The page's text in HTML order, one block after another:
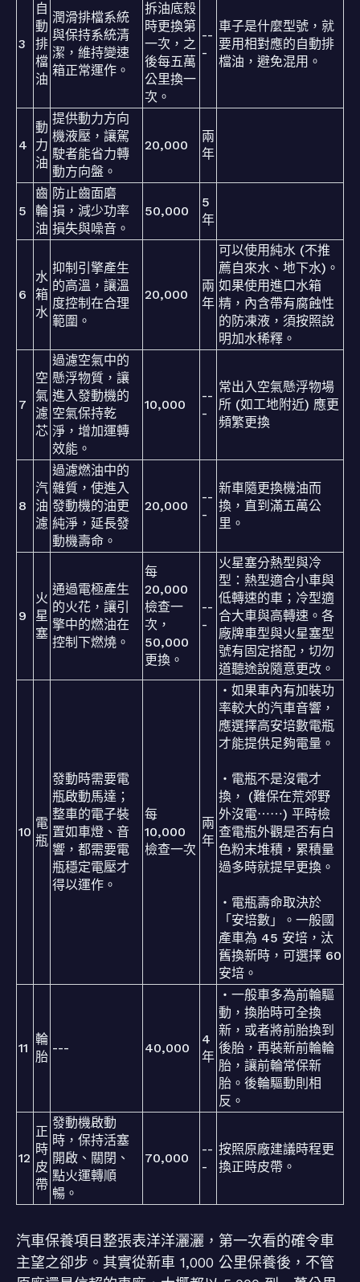
3
自
動
排
檔
油
潤滑排檔系統
與保持系統清
潔，維持變速
箱正常運作。
拆油底殼
時更換第
一次，之
後每五萬
公里換一
次。
--
-
車子是什麼型號，就
要用相對應的自動排
檔油，避免混用。
4
動
力
油
提供動力方向
機液壓，讓駕
駛者能省力轉
動方向盤。
20,000
兩
年
5
齒
輪
油
防止齒面磨
損，減少功率
損失與噪音。
50,000
5
年
6
水
箱
水
抑制引擎產生
的高溫，讓溫
度控制在合理
範圍。
20,000
兩
年
可以使用純水 (不推
薦自來水、地下水)。
如果使用進口水箱
精，內含帶有腐蝕性
的防凍液，須按照說
明加水稀釋。
7
空
氣
濾
芯
過濾空氣中的
懸浮物質，讓
進入發動機的
空氣保持乾
淨，增加運轉
效能。
10,000
--
-
常出入空氣懸浮物場
所 (如工地附近) 應更
頻繁更換
8
汽
油
濾
過濾燃油中的
雜質，使進入
發動機的油更
純淨，延長發
動機壽命。
20,000
--
-
新車隨更換機油而
換，直到滿五萬公
里。
9
火
星
塞
通過電極產生
的火花，讓引
擎中的燃油在
控制下燃燒。
每
20,000
檢查一
次，
50,000
更換。
--
-
火星塞分熱型與冷
型：熱型適合小車與
低轉速的車；冷型適
合大車與高轉速。各
廠牌車型與火星塞型
號有固定搭配，切勿
道聽途說隨意更改。
10
電
瓶
發動時需要電
瓶啟動馬達；
整車的電子裝
置如車燈、音
響，都需要電
瓶穩定電壓才
得以運作。
每
10,000
檢查一次
兩
年
・如果車內有加裝功
率較大的汽車音響，
應選擇高安培數電瓶
才能提供足夠電量。
・電瓶不是沒電才
換， (難保在荒郊野
外沒電⋯⋯) 平時檢
查電瓶外觀是否有白
色粉末堆積，累積量
過多時就提早更換。
・電瓶壽命取決於
「安培數」。一般國
產車為 45 安培，汰
舊換新時，可選擇 60
安培。
11
輪
胎
--- 40,000
4
年
・一般車多為前輪驅
動，換胎時可全換
新，或者將前胎換到
後胎，再裝新前輪輪
胎，讓前輪常保新
胎。後輪驅動則相
反。
12
正
時
皮
帶
發動機啟動
時，保持活塞
開啟、關閉、
點火運轉順
暢。
70,000
--
-
按照原廠建議時程更
換正時皮帶。
汽車保養項目整張表洋洋灑灑，第一次看的確令車
主望之卻步。其實從新車 1,000 公里保養後，不管